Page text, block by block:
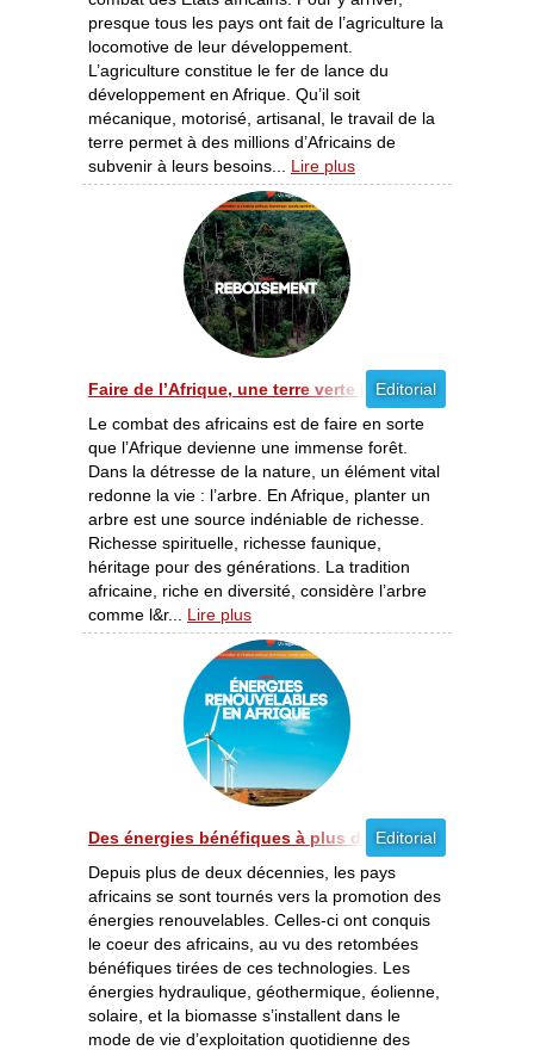
presque tous les pays ont fait de l’agriculture la
locomotive de leur développement.
L’agriculture constitue le fer de lance du
développement en Afrique. Qu’il soit
mécanique, motorisé, artisanal, le travail de la
terre permet à des millions d’Africains de
subvenir à leurs besoins... Lire plus
Editorial
Faire de l’Afrique, une terre verte [09/2012]
Le combat des africains est de faire en sorte
que l’Afrique devienne une immense forêt.
Dans la détresse de la nature, un élément vital
redonne la vie : l’arbre. En Afrique, planter un
arbre est une source indéniable de richesse.
Richesse spirituelle, richesse faunique,
héritage pour des générations. La tradition
africaine, riche en diversité, considère l’arbre
comme l&r... Lire plus
Editorial
Des énergies bénéfiques à plus d’un titre [08/2012]
Depuis plus de deux décennies, les pays
africains se sont tournés vers la promotion des
énergies renouvelables. Celles-ci ont conquis
le coeur des africains, au vu des retombées
bénéfiques tirées de ces technologies. Les
énergies hydraulique, géothermique, éolienne,
solaire, et la biomasse s’installent dans le
mode de vie d’exploitation quotidienne des